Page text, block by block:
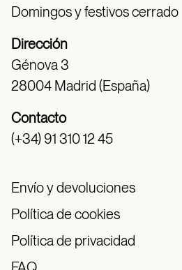
Domingos y festivos cerrado
Dirección
Génova 3
28004 Madrid (España)
Contacto
(+34) 91 310 12 45
Envío y devoluciones
Política de cookies
Política de privacidad